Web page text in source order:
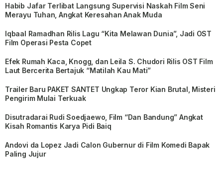
Habib Jafar Terlibat Langsung Supervisi Naskah Film Seni
Merayu Tuhan, Angkat Keresahan Anak Muda
Iqbaal Ramadhan Rilis Lagu “Kita Melawan Dunia”, Jadi OST
Film Operasi Pesta Copet
Efek Rumah Kaca, Knogg, dan Leila S. Chudori Rilis OST Film
Laut Bercerita Bertajuk “Matilah Kau Mati”
Trailer Baru PAKET SANTET Ungkap Teror Kian Brutal, Misteri
Pengirim Mulai Terkuak
Disutradarai Rudi Soedjaewo, Film “Dan Bandung” Angkat
Kisah Romantis Karya Pidi Baiq
Andovi da Lopez Jadi Calon Gubernur di Film Komedi Bapak
Paling Jujur